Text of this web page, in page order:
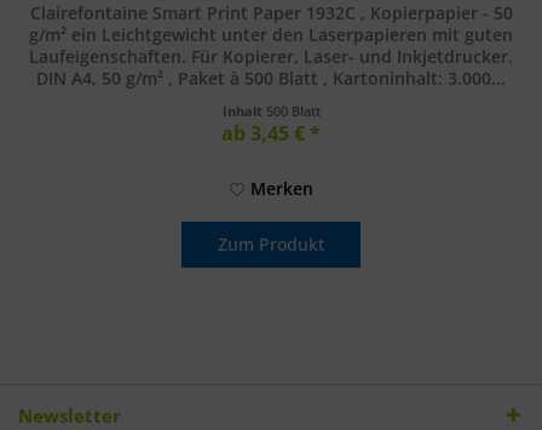
Clairefontaine Smart Print Paper 1932C , Kopierpapier - 50
g/m² ein Leichtgewicht unter den Laserpapieren mit guten
Laufeigenschaften. Für Kopierer, Laser- und Inkjetdrucker.
DIN A4, 50 g/m² , Paket à 500 Blatt , Kartoninhalt: 3.000...
Inhalt 500 Blatt
ab 3,45 € *
Merken
Zum Produkt
Newsletter